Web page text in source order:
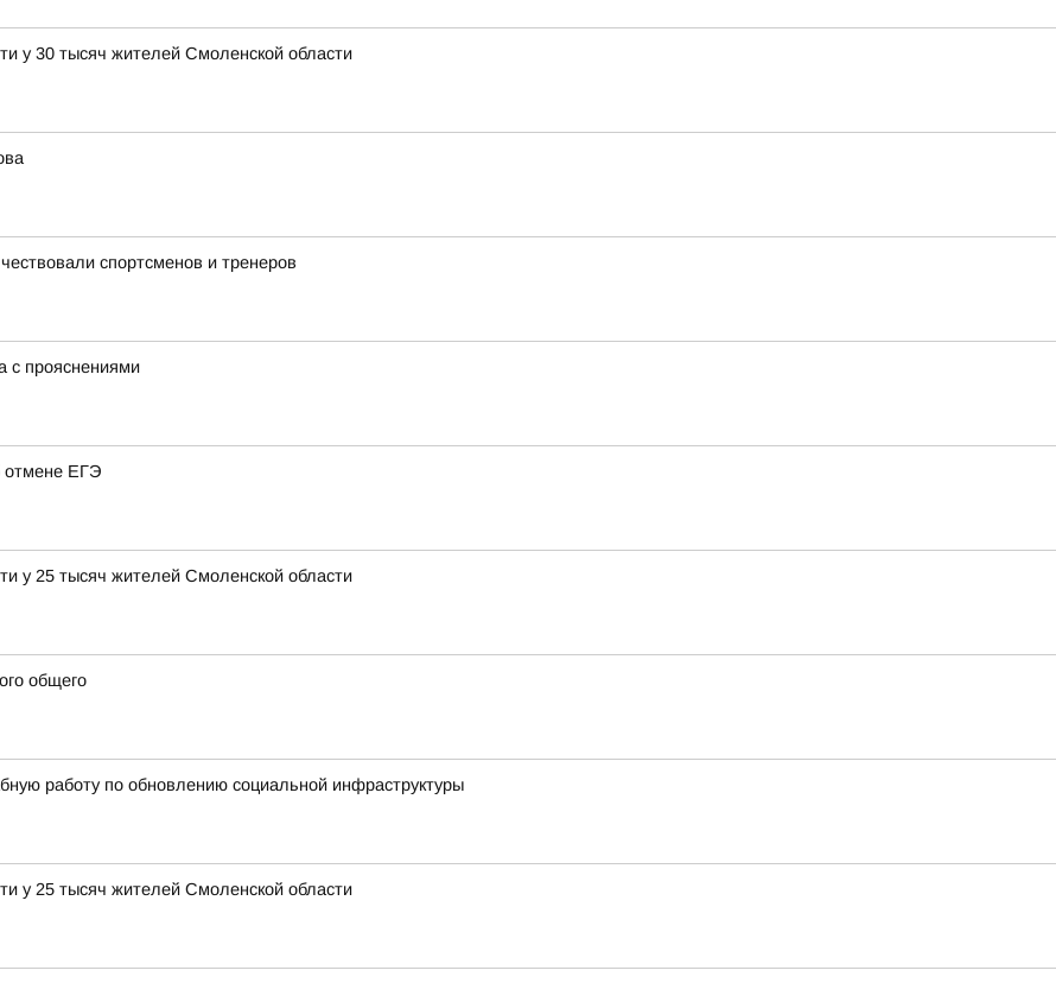
у 30 тысяч жителей Смоленской области
спортсменов и тренеров
с прояснениями
отмене ЕГЭ
у 25 тысяч жителей Смоленской области
общего
работу по обновлению социальной инфраструктуры
у 25 тысяч жителей Смоленской области